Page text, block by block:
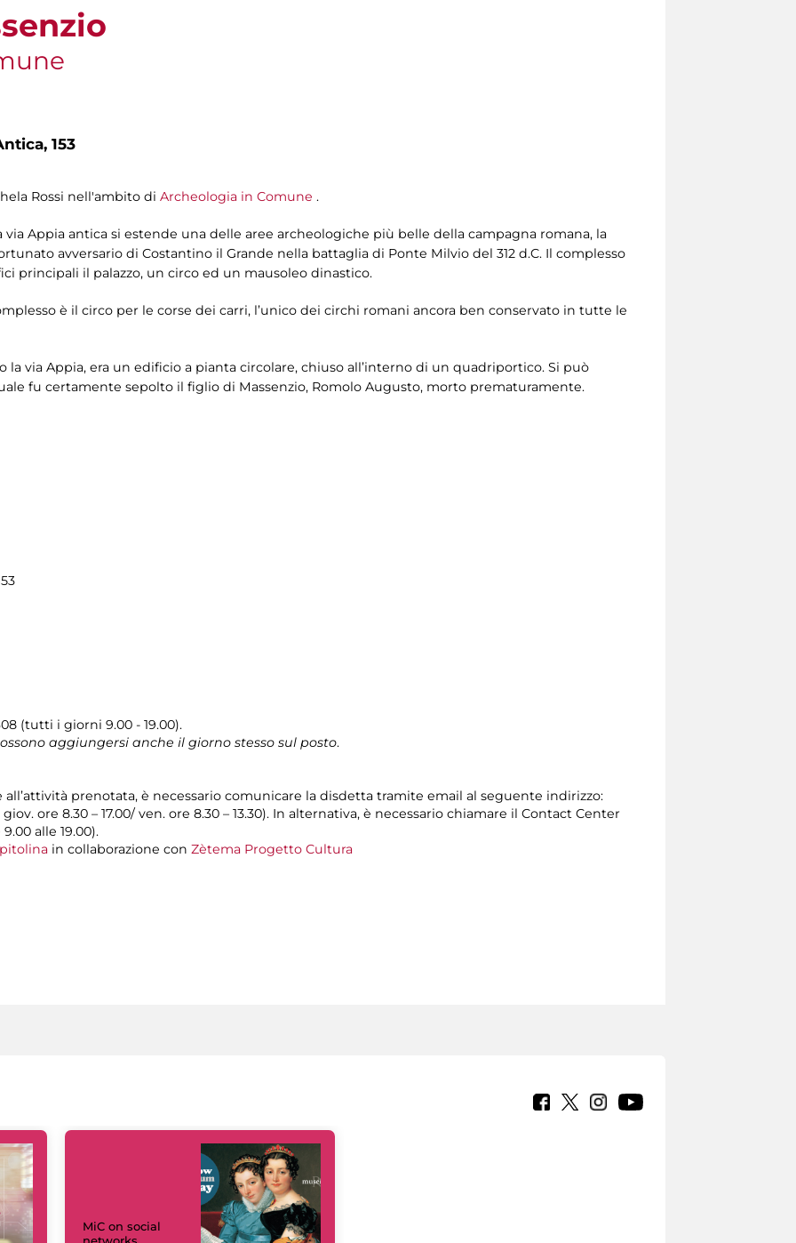
153
Rossi nell'ambito di Archeologia in Comune .
Appia antica si estende una delle aree archeologiche più belle della campagna romana, la
avversario di Costantino il Grande nella battaglia di Ponte Milvio del 312 d.C. Il complesso
principali il palazzo, un circo ed un mausoleo dinastico.
è il circo per le corse dei carri, l’unico dei circhi romani ancora ben conservato in tutte le
la via Appia, era un edificio a pianta circolare, chiuso all’interno di un quadriportico. Si può
fu certamente sepolto il figlio di Massenzio, Romolo Augusto, morto prematuramente.
(tutti i giorni 9.00 - 19.00).
aggiungersi anche il giorno stesso sul posto.
prenotata, è necessario comunicare la disdetta tramite email al seguente indirizzo:
ore 8.30 – 17.00/ ven. ore 8.30 – 13.30). In alternativa, è necessario chiamare il Contact Center
alle 19.00).
in collaborazione con Zètema Progetto Cultura
MiC on social